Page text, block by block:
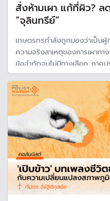
สั่งห้ามเผา แก้ที่ผิว?
“จุลินทรีย์”
เกษตรกรกำลังถูกมองว่าเป็น
ความจริงสาเหตุของการเผาทา
ข้อจำกัดจนไม่มีทางเลือก ภาคประชาสังคม ภาครัฐ และ
เกษตรกรกำลังหันมาสนใจหาท
คือ "จุลินทรีย์ย่อยสลายตอซังข้